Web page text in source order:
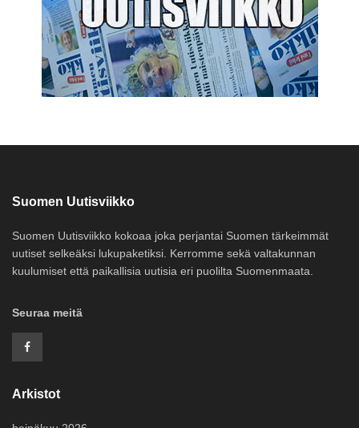
Suomen Uutisviikko
Suomen Uutisviikko kokoaa joka perjantai Suomen tärkeimmät
uutiset selkeäksi lukupaketiksi. Kerromme sekä valtakunnan
kuulumiset että paikallisia uutisia eri puolilta Suomenmaata.
Seuraa meitä
Arkistot